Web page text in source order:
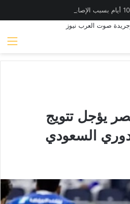
يؤجل تتويج
السعودي